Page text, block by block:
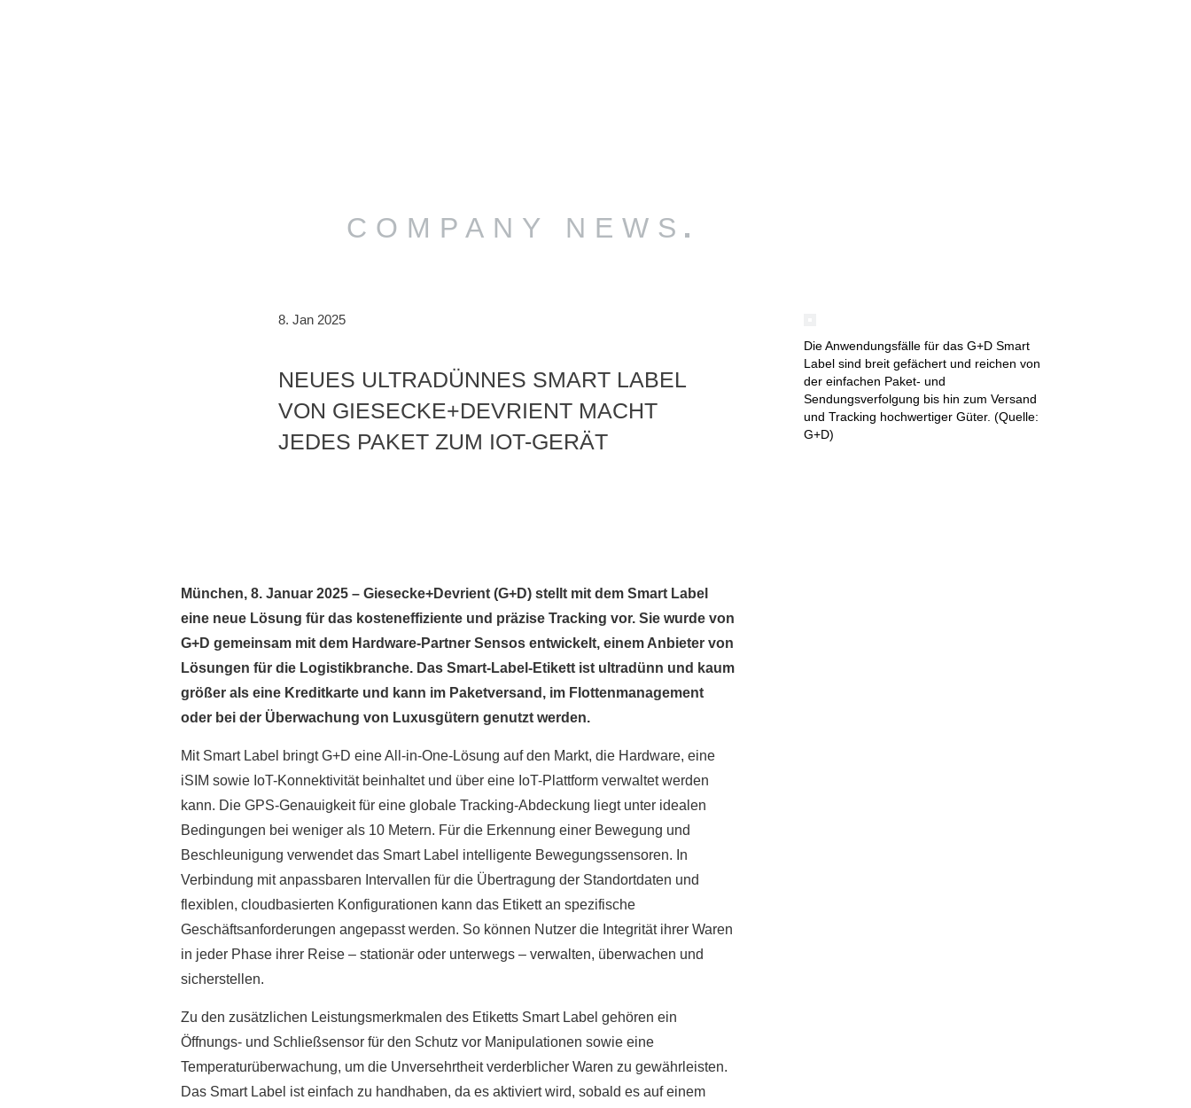
COMPANY NEWS
Die Anwendungsfälle für das G+D Smart
Label sind breit gefächert und reichen von
der einfachen Paket- und
Sendungsverfolgung bis hin zum Versand
und Tracking hochwertiger Güter. (Quelle:
G+D)
8. Jan 2025
NEUES ULTRADÜNNES SMART LABEL
VON GIESECKE+DEVRIENT MACHT
JEDES PAKET ZUM IOT-GERÄT
München, 8. Januar 2025 – Giesecke+Devrient (G+D) stellt mit dem Smart Label
eine neue Lösung für das kosteneffiziente und präzise Tracking vor. Sie wurde von
G+D gemeinsam mit dem Hardware-Partner Sensos entwickelt, einem Anbieter von
Lösungen für die Logistikbranche. Das Smart-Label-Etikett ist ultradünn und kaum
größer als eine Kreditkarte und kann im Paketversand, im Flottenmanagement
oder bei der Überwachung von Luxusgütern genutzt werden.
Mit Smart Label bringt G+D eine All-in-One-Lösung auf den Markt, die Hardware, eine
iSIM sowie IoT-Konnektivität beinhaltet und über eine IoT-Plattform verwaltet werden
kann. Die GPS-Genauigkeit für eine globale Tracking-Abdeckung liegt unter idealen
Bedingungen bei weniger als 10 Metern. Für die Erkennung einer Bewegung und
Beschleunigung verwendet das Smart Label intelligente Bewegungssensoren. In
Verbindung mit anpassbaren Intervallen für die Übertragung der Standortdaten und
flexiblen, cloudbasierten Konfigurationen kann das Etikett an spezifische
Geschäftsanforderungen angepasst werden. So können Nutzer die Integrität ihrer Waren
in jeder Phase ihrer Reise – stationär oder unterwegs – verwalten, überwachen und
sicherstellen.
Zu den zusätzlichen Leistungsmerkmalen des Etiketts Smart Label gehören ein
Öffnungs- und Schließsensor für den Schutz vor Manipulationen sowie eine
Temperaturüberwachung, um die Unversehrtheit verderblicher Waren zu gewährleisten.
Das Smart Label ist einfach zu handhaben, da es aktiviert wird, sobald es auf einem